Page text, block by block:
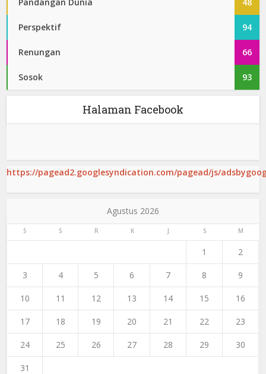
Perspektif 94
Renungan 66
Sosok 93
Halaman Facebook
https://pagead2.googlesyndication.com/pagead/js/
Agustus 2026
S S R K J S M
1 2
3 4 5 6 7 8 9
10 11 12 13 14 15 16
17 18 19 20 21 22 23
24 25 26 27 28 29 30
31